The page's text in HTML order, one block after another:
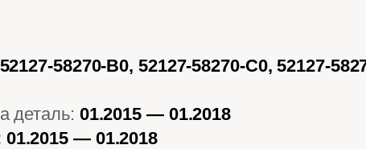
58270-B0, 52127-58270-C0, 52127-
деталь: 01.2015 — 01.2018
— 01.2018